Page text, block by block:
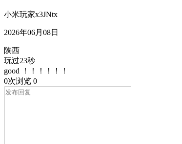
小米玩家x3JNtx
2026年06月08日
陕西
玩过23秒
good ！！！！！！
0次浏览 0